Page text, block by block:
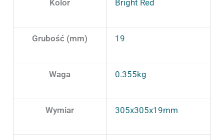
Kolor Bright Red
Grubość (mm) 19
Waga 0.355kg
Wymiar 305x305x19mm